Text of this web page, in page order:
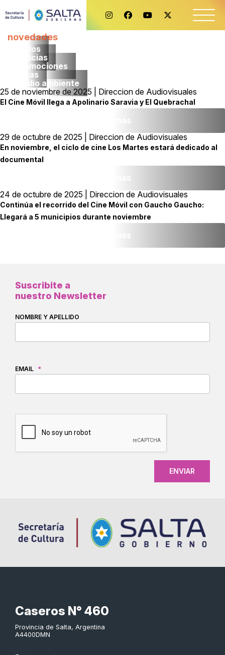
novedades
Todos
noticias
promociones
obras
medio ambiente
25 de noviembre de 2025 | Direccion de Audiovisuales
El Cine Móvil llega a Apolinario Saravia y El Quebrachal
29 de octubre de 2025 | Direccion de Audiovisuales
En noviembre, el ciclo de cine Los Martes estará dedicado al
documental
24 de octubre de 2025 | Direccion de Audiovisuales
Continúa el recorrido del Cine Móvil con Gaucho Gaucho:
Llegará a 5 municipios durante noviembre
Suscribite a
nuestro Newsletter
NOMBRE Y APELLIDO
EMAIL *
Caseros N° 460
Provincia de Salta, Argentina
A4400DMN